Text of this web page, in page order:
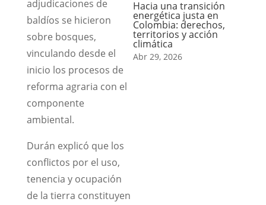
adjudicaciones de
baldíos se hicieron
sobre bosques,
vinculando desde el
inicio los procesos de
reforma agraria con el
componente
ambiental.
Durán explicó que los
conflictos por el uso,
tenencia y ocupación
de la tierra constituyen
Hacia una transición
energética justa en
Colombia: derechos,
territorios y acción
climática
Abr 29, 2026